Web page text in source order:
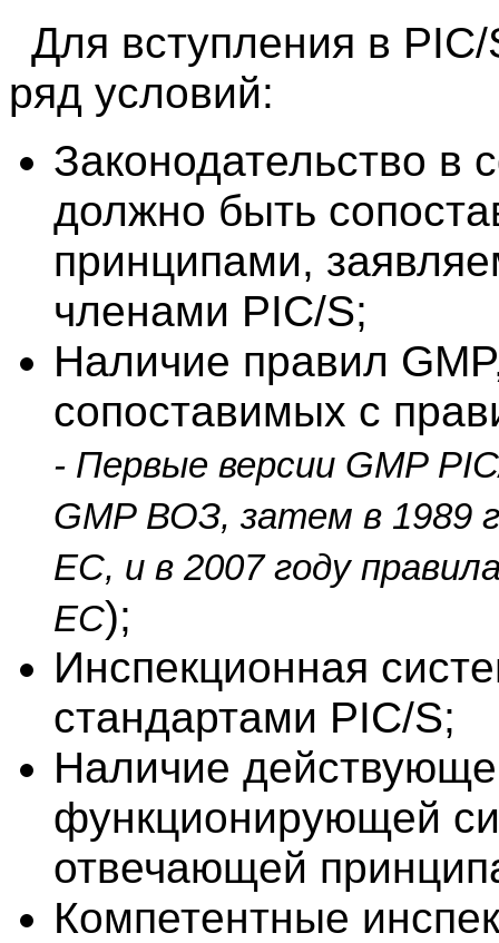
Для вступления в
ряд условий:
Законодательство
должно быть
принципами,
членами PIC/S;
Наличие правил
сопоставимых с
- Первые версии GMP
GMP ВОЗ, затем в 1989
ЕС, и в 2007 году
ЕС);
Инспекционная
стандартами PIC/S;
Наличие
функционирующей
отвечающей
Компетентные